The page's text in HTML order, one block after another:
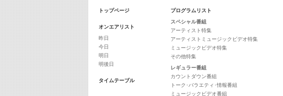
トップページ
オンエアリスト
昨日
今日
明日
明後日
タイムテーブル
プログラムリスト
スペシャル番組
アーティスト特集
アーティストミュージックビデオ特集
ミュージックビデオ特集
その他特集
レギュラー番組
カウントダウン番組
トーク･バラエティ･情報番組
ミュージックビデオ番組